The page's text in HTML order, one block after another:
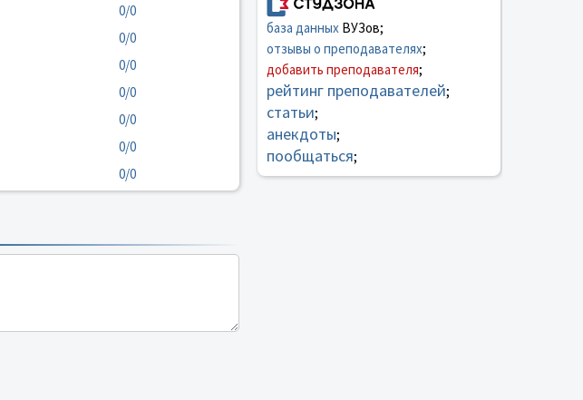
0/0
0/0
0/0
0/0
0/0
0/0
0/0
база данныхВУЗов;
отзывы о преподавателях;
добавить преподавателя;
рейтинг преподавателей;
статьи;
анекдоты;
пообщаться;